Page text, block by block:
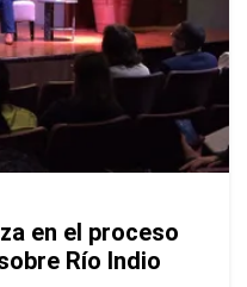
en el proceso
Río Indio